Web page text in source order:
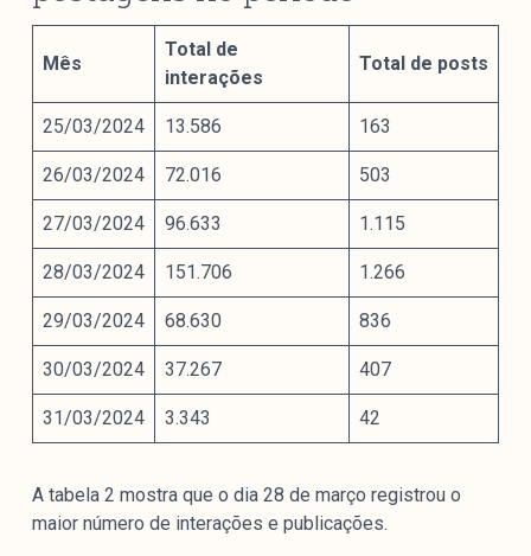
Mês
Total de
interações
Total de posts
25/03/2024 13.586 163
26/03/2024 72.016 503
27/03/2024 96.633 1.115
28/03/2024 151.706 1.266
29/03/2024 68.630 836
30/03/2024 37.267 407
31/03/2024 3.343 42
A tabela 2 mostra que o dia 28 de março registrou o
maior número de interações e publicações.